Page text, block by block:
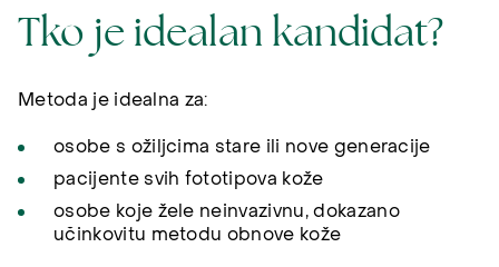
Tko je idealan kandidat?
Metoda je idealna za:
osobe s ožiljcima stare ili nove generacije
pacijente svih fototipova kože
osobe koje žele neinvazivnu, dokazano
učinkovitu metodu obnove kože